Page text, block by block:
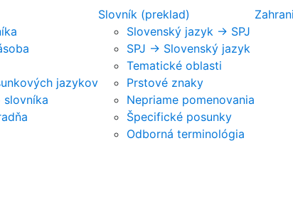
jazykov
slovníka
Slovník (preklad)
Slovenský jazyk -> SPJ
SPJ -> Slovenský jazyk
Tematické oblasti
Prstové znaky
Nepriame pomenovania
Špecifické posunky
Odborná terminológia